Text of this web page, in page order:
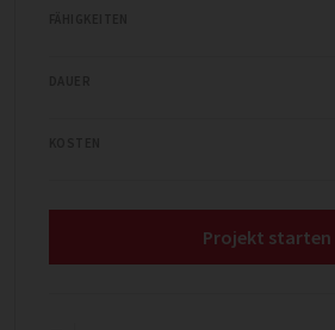
Projekt starten